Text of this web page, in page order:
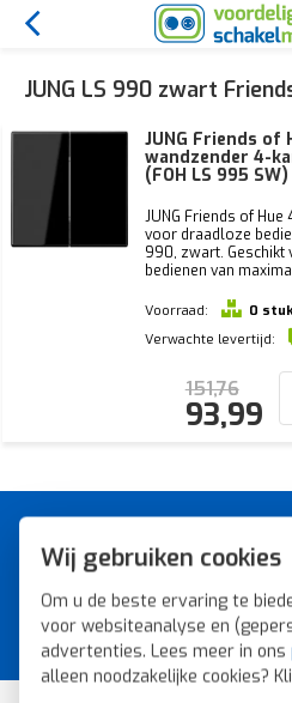
Wij gebruiken cookies
Om u de beste ervaring te
voor websiteanalyse en
advertenties. Lees meer in ons
alleen noodzakelijke cookies?
JUNG LS 990 zwart
JUNG Friends of
wandzender 4-
(FOH LS 995 SW)
JUNG Friends of
voor draadloze
990, zwart. Geschikt
bedienen van
Voorraad:
0
Verwachte levertijd:
151,76
93,99
A-merk schakelmateriaal
de laagste prijs.
Bestel snel, veilig en eenvoudig bij
Voordeligschakelmateriaal.nl.